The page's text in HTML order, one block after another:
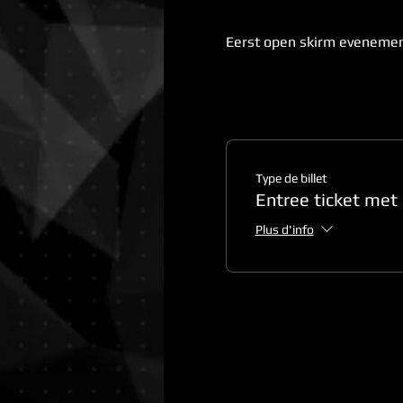
Eerst open skirm
Type de billet
Entree ticket met
Plus d'info